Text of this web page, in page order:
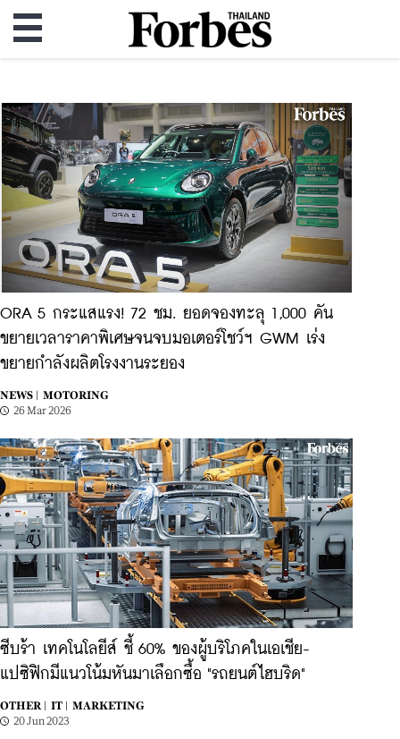
ORA 5 กระแสแรง! 72 ชม. ยอดจองทะลุ 1,000 คัน
ขยายเวลาราคาพิเศษจนจบมอเตอร์โชว์ฯ GWM เร่ง
ขยายกำลังผลิตโรงงานระยอง
NEWS |
MOTORING
26 Mar 2026
ซีบร้า เทคโนโลยีส์ ชี้ 60% ของผู้บริโภคในเอเชีย-
แปซิฟิกมีแนวโน้มหันมาเลือกซื้อ "รถยนต์ไฮบริด"
OTHER | IT |
MARKETING
20 Jun 2023